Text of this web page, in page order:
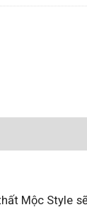
Mộc Style